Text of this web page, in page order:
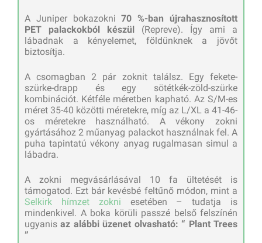
A Juniper bokazokni70 %-ban újrahasznosított
PET palackokból készül
(Repreve). Így ami a
lábadnak a kényelemet, földünknek a jövőt
biztosítja.
A csomagban 2 pár zoknit találsz. Egy fekete-
szürke-drapp és egy sötétkék-zöld-szürke
kombinációt. Kétféle méretben kapható. Az S/M-es
méret 35-40 közötti méretekre, míg az L/XL a 41-46-
os méretekre használható. A vékony zokni
gyártásához 2 műanyag palackot használnak fel. A
puha tapintatú vékony anyag rugalmasan simul a
lábadra.
A zokni megvásárlásával 10 fa ültetését is
támogatod. Ezt bár kevésbé feltűnő módon, mint a
Selkirk hímzet zokni esetében – tudatja is
mindenkivel. A boka körüli passzé belső felszínén
ugyanisaz alábbi üzenet olvasható: “ Plant Trees
”